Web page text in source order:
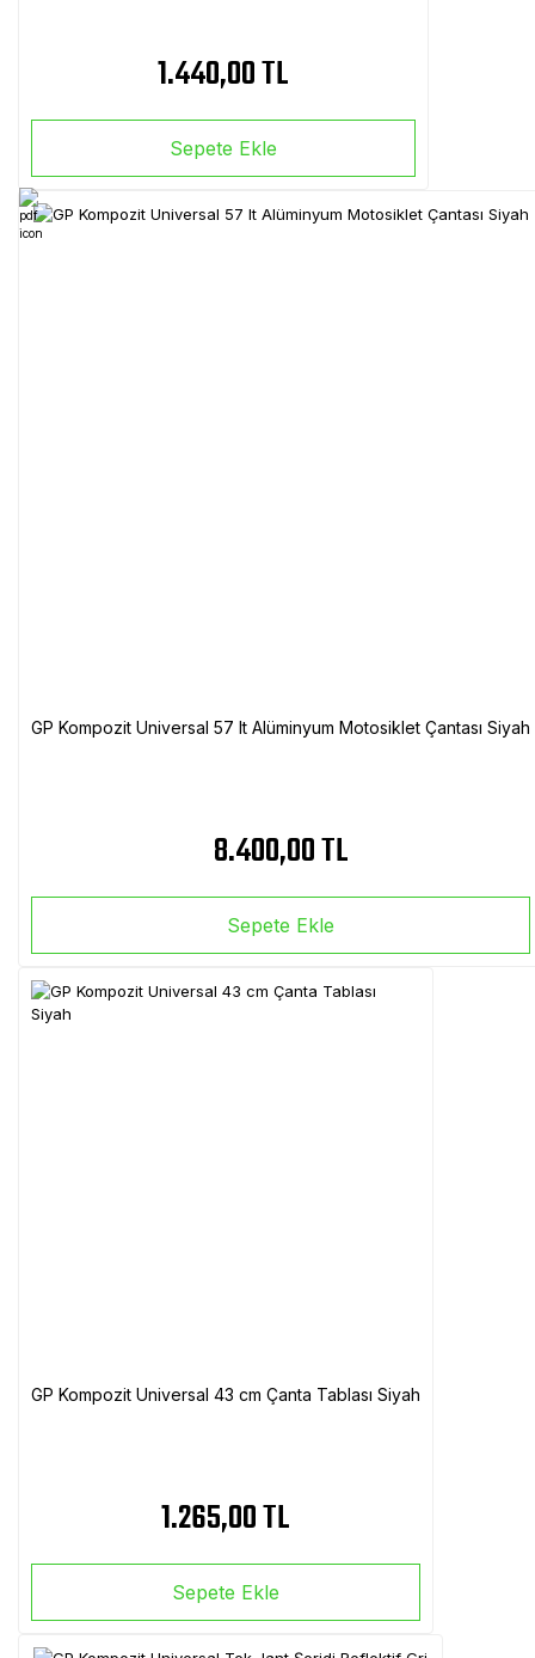
1.440,00 TL
Sepete Ekle
GP Kompozit Universal 57 lt Alüminyum Motosiklet Çantası Siyah
8.400,00 TL
Sepete Ekle
GP Kompozit Universal 43 cm Çanta Tablası Siyah
1.265,00 TL
Sepete Ekle